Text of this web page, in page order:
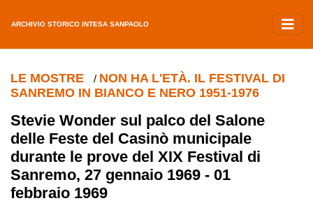
ARCHIVIO STORICO INTESA SANPAOLO
LE MOSTRE / NON HA L'ETÀ. IL FESTIVAL DI
SANREMO IN BIANCO E NERO 1951-1976
Stevie Wonder sul palco del Salone
delle Feste del Casinò municipale
durante le prove del XIX Festival di
Sanremo, 27 gennaio 1969 - 01
febbraio 1969